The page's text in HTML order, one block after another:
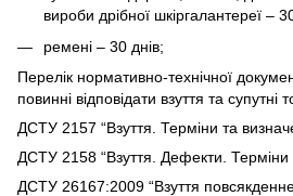
вироби дрібної шкіргалантереї –
ремені – 30 днів;
Перелік нормативно-технічної
повинні відповідати взуття та супутні
ДСТУ 2157 “Взуття. Терміни та
ДСТУ 2158 “Взуття. Дефекти. Терміни
ДСТУ 26167:2009 “Взуття